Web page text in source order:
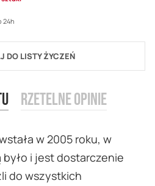
24h
DO LISTY ŻYCZEŃ
w 2005 roku, w
i jest dostarczenie
do wszystkich
Rzetelne opinie